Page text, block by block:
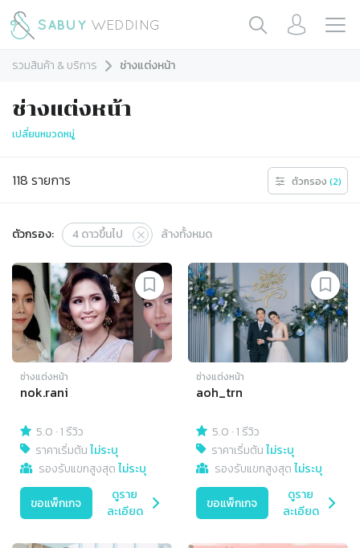
รวมสินค้า & บริการ ช่างแต่งหน้า
ช่างแต่งหน้า
เปลี่ยนหมวดหมู่
118 รายการ ตัวกรอง (2)
ตัวกรอง: 4ดาวขึ้นไป ล้างทั้งหมด
ช่างแต่งหน้า
nok.rani
5.0 ·1 รีวิว
ราคาเริ่มต้นไม่ระบุ
รองรับแขกสูงสุดไม่ระบุ
ขอแพ็กเกจ
ดูราย
ละเอียด
ช่างแต่งหน้า
aoh_trn
5.0 ·1 รีวิว
ราคาเริ่มต้นไม่ระบุ
รองรับแขกสูงสุดไม่ระบุ
ขอแพ็กเกจ
ดูราย
ละเอียด